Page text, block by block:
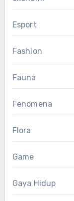
Esport
Fashion
Fauna
Fenomena
Flora
Game
Gaya Hidup